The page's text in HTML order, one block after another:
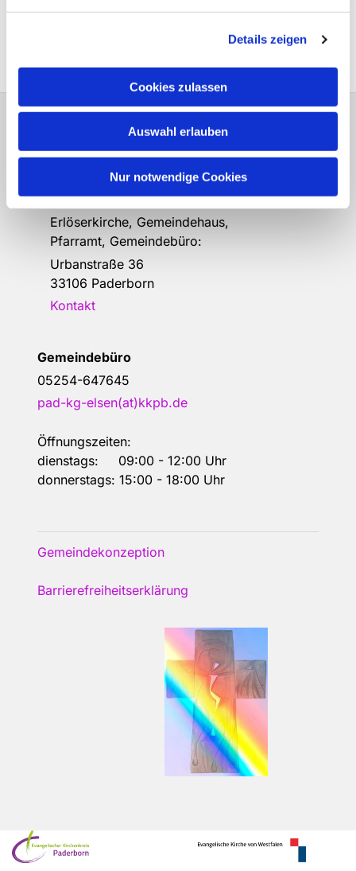
Details zeigen
Cookies zulassen
Auswahl erlauben
Nur notwendige Cookies
Bitte schreiben Sie bei Wünschen und
Anregungen demWebmaster
Anschrift der evang.- Luth.
Kirchengemeinde Elsen
Erlöserkirche, Gemeindehaus,
Pfarramt, Gemeindebüro:
Urbanstraße 36
33106 Paderborn
Kontakt
Gemeindebüro
05254-647645
pad-kg-elsen(at)kkpb.de
Öffnungszeiten:
dienstags: 09:00 - 12:00 Uhr
donnerstags: 15:00 - 18:00 Uhr
Gemeindekonzeption
Barrierefreiheitserklärung